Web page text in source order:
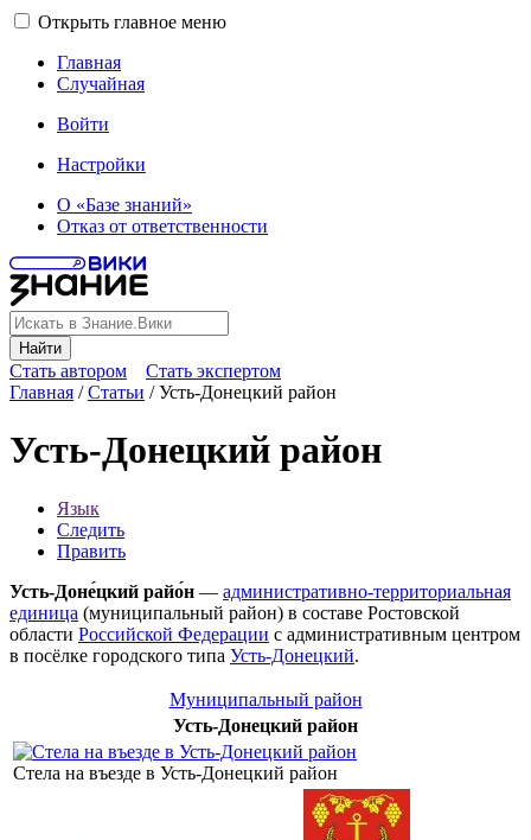
Открыть главное меню
Главная
Случайная
Войти
Настройки
О «Базе знаний»
Отказ от ответственности
Найти
Стать автором
Стать экспертом
Главная /Статьи /Усть-Донецкий район
Усть-Донецкий район
Язык
Следить
Править
Усть-Доне́цкий райо́н — административно-территориальная
единица (муниципальный район) в составе Ростовской
области Российской Федерации с административным центром
в посёлке городского типа Усть-Донецкий.
Муниципальный район
Усть-Донецкий район
Стела на въезде в Усть-Донецкий район